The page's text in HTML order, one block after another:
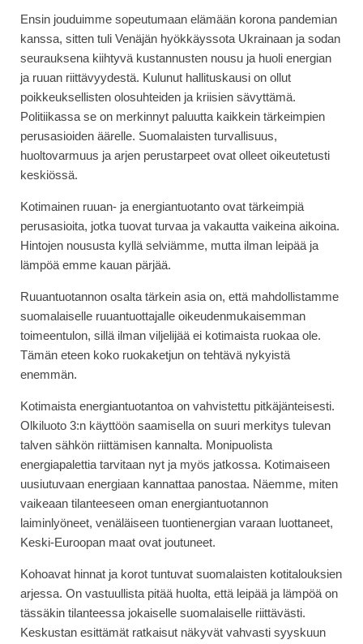
Ensin jouduimme sopeutumaan elämään korona pandemian
kanssa, sitten tuli Venäjän hyökkäyssota Ukrainaan ja sodan
seurauksena kiihtyvä kustannusten nousu ja huoli energian
ja ruuan riittävyydestä. Kulunut hallituskausi on ollut
poikkeuksellisten olosuhteiden ja kriisien sävyttämä.
Politiikassa se on merkinnyt paluutta kaikkein tärkeimpien
perusasioiden äärelle. Suomalaisten turvallisuus,
huoltovarmuus ja arjen perustarpeet ovat olleet oikeutetusti
keskiössä.
Kotimainen ruuan- ja energiantuotanto ovat tärkeimpiä
perusasioita, jotka tuovat turvaa ja vakautta vaikeina aikoina.
Hintojen noususta kyllä selviämme, mutta ilman leipää ja
lämpöä emme kauan pärjää.
Ruuantuotannon osalta tärkein asia on, että mahdollistamme
suomalaiselle ruuantuottajalle oikeudenmukaisemman
toimeentulon, sillä ilman viljelijää ei kotimaista ruokaa ole.
Tämän eteen koko ruokaketjun on tehtävä nykyistä
enemmän.
Kotimaista energiantuotantoa on vahvistettu pitkäjänteisesti.
Olkiluoto 3:n käyttöön saamisella on suuri merkitys tulevan
talven sähkön riittämisen kannalta. Monipuolista
energiapalettia tarvitaan nyt ja myös jatkossa. Kotimaiseen
uusiutuvaan energiaan kannattaa panostaa. Näemme, miten
vaikeaan tilanteeseen oman energiantuotannon
laiminlyöneet, venäläiseen tuontienergian varaan luottaneet,
Keski-Euroopan maat ovat joutuneet.
Kohoavat hinnat ja korot tuntuvat suomalaisten kotitalouksien
arjessa. On vastuullista pitää huolta, että leipää ja lämpöä on
tässäkin tilanteessa jokaiselle suomalaiselle riittävästi.
Keskustan esittämät ratkaisut näkyvät vahvasti syyskuun